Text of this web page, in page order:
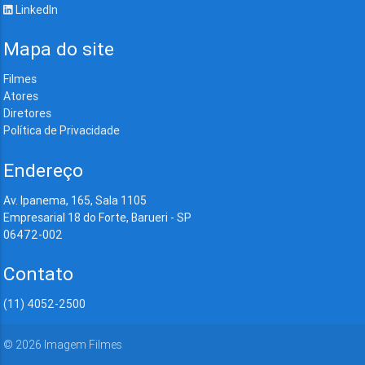
LinkedIn
Mapa do site
Filmes
Atores
Diretores
Política de Privacidade
Endereço
Av. Ipanema, 165, Sala 1105
Empresarial 18 do Forte, Barueri - SP
06472-002
Contato
(11) 4052-2500
© 2026 Imagem Filmes